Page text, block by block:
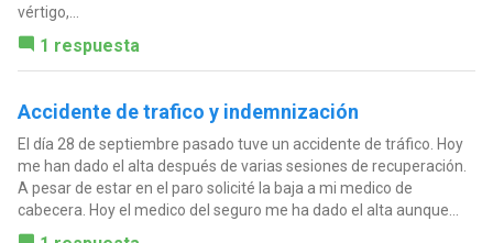
vértigo,...
1 respuesta
Accidente de trafico y indemnización
El día 28 de septiembre pasado tuve un accidente de tráfico. Hoy
me han dado el alta después de varias sesiones de recuperación.
A pesar de estar en el paro solicité la baja a mi medico de
cabecera. Hoy el medico del seguro me ha dado el alta aunque...